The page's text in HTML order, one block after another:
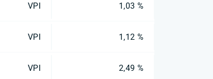
VPI 1,03 %
VPI 1,12 %
VPI 2,49 %